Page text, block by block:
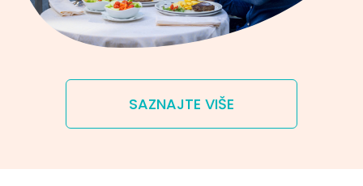
SAZNAJTE VIŠE